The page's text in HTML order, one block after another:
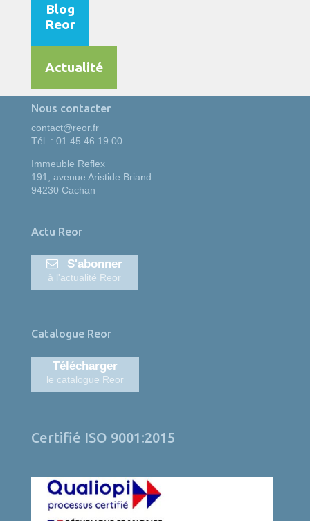
Blog
Reor
Actualité
Nous contacter
contact@reor.fr
Tél. : 01 45 46 19 00
Immeuble Reflex
191, avenue Aristide Briand
94230 Cachan
Actu Reor
S'abonner
à l'actualité Reor
Catalogue Reor
Télécharger
le catalogue Reor
Certifié ISO 9001:2015